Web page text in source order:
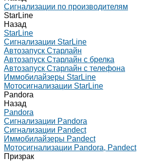
Сигнализации по производителям
StarLine
Назад
StarLine
Сигнализации StarLine
Автозапуск Старлайн
Автозапуск Старлайн с брелка
Автозапуск Старлайн с телефона
Иммобилайзеры StarLine
Мотосигнализации StarLine
Pandora
Назад
Pandora
Сигнализации Pandora
Сигнализации Pandect
Иммобилайзеры Pandect
Мотосигнализации Pandora, Pandect
Призрак